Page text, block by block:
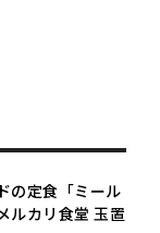
の定食「ミール
カリ食堂 玉置